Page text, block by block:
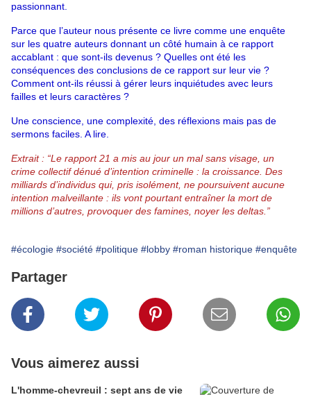
passionnant.
Parce que l’auteur nous présente ce livre comme une enquête
sur les quatre auteurs donnant un côté humain à ce rapport
accablant : que sont-ils devenus ? Quelles ont été les
conséquences des conclusions de ce rapport sur leur vie ?
Comment ont-ils réussi à gérer leurs inquiétudes avec leurs
failles et leurs caractères ?
Une conscience, une complexité, des réflexions mais pas de
sermons faciles. A lire.
Extrait : “Le rapport 21 a mis au jour un mal sans visage, un
crime collectif dénué d’intention criminelle : la croissance. Des
milliards d’individus qui, pris isolément, ne poursuivent aucune
intention malveillante : ils vont pourtant entraîner la mort de
millions d’autres, provoquer des famines, noyer les deltas.”
#écologie #société #politique #lobby #roman historique #enquête
Partager
Vous aimerez aussi
L'homme-chevreuil : sept ans de vie